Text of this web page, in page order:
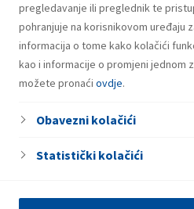
pregledavanje ili preglednik te
pohranjuje na korisnikovom uređaju
informacija o tome kako kolačići
kao i informacije o promjeni jednom
možete pronaći ovdje.
Obavezni kolačići
Statistički kolačići